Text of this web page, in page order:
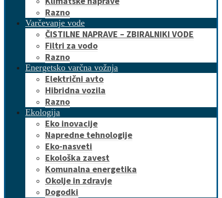
Razno
Varčevanje vode
ČISTILNE NAPRAVE – ZBIRALNIKI VODE
Filtri za vodo
Razno
Energetsko varčna vožnja
Električni avto
Hibridna vozila
Razno
Ekologija
Eko inovacije
Napredne tehnologije
Eko-nasveti
Ekološka zavest
Komunalna energetika
Okolje in zdravje
Dogodki